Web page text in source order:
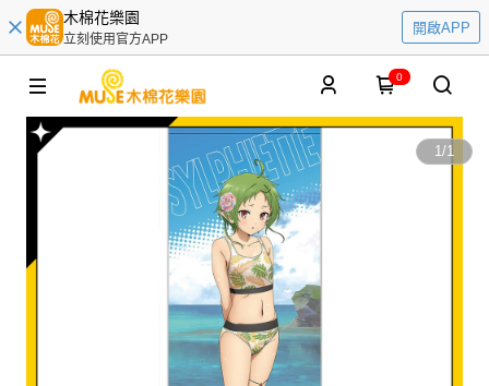
木棉花樂園
立刻使用官方APP
開啟APP
0
1/1